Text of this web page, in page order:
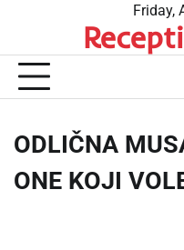
content
Friday,
ODLIČNA
ONE KOJI